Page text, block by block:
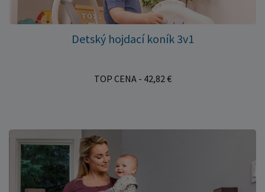
Detský hojdací koník 3v1
TOP CENA - 42,82 €